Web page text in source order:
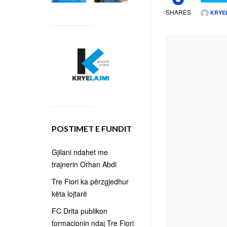
SHARES
POSTIMET E FUNDIT
Gjilani ndahet me
trajnerin Orhan Abdi
Tre Fiori ka përzgjedhur
këta lojtarë
FC Drita publikon
formacionin ndaj Tre Fiori